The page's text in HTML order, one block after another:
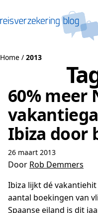
Home / 2013
60% meer
Ibiza door
26 maart 2013
Door Rob Demmers
Ibiza lijkt dé
aantal boekingen van
Spaanse eiland is dit